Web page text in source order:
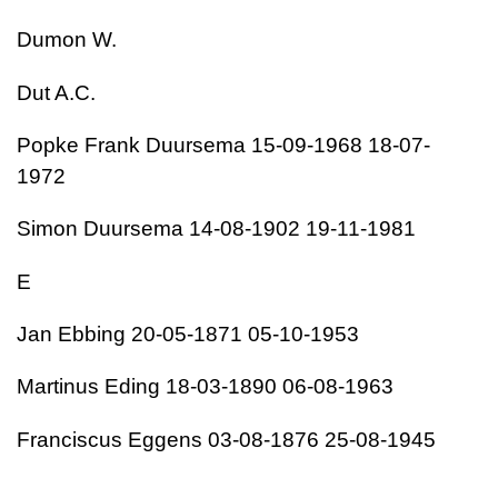
Dumon W.
Dut A.C.
Popke Frank Duursema 15-09-1968 18-07-
1972
Simon Duursema 14-08-1902 19-11-1981
E
Jan Ebbing 20-05-1871 05-10-1953
Martinus Eding 18-03-1890 06-08-1963
Franciscus Eggens 03-08-1876 25-08-1945